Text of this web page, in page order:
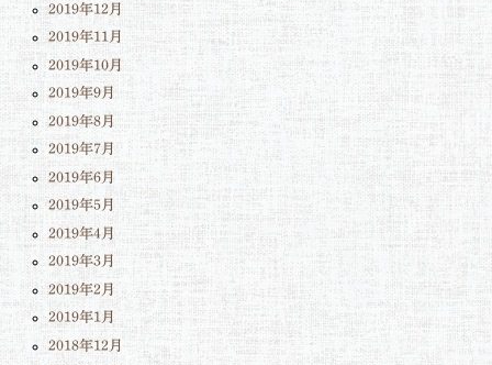
2019年12月
2019年11月
2019年10月
2019年9月
2019年8月
2019年7月
2019年6月
2019年5月
2019年4月
2019年3月
2019年2月
2019年1月
2018年12月